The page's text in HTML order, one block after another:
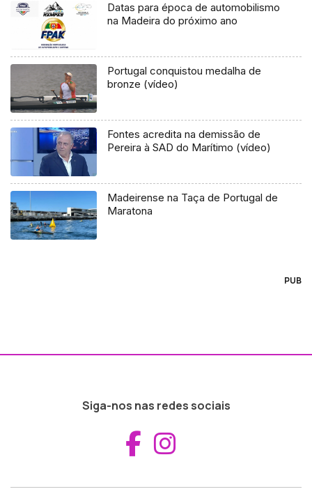
Datas para época de automobilismo
na Madeira do próximo ano
Portugal conquistou medalha de
bronze (vídeo)
Fontes acredita na demissão de
Pereira à SAD do Marítimo (vídeo)
Madeirense na Taça de Portugal de
Maratona
PUB
Siga-nos nas redes sociais
Aceder ao